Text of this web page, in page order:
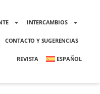
INTERCAMBIOS
CONTACTO Y SUGERENCIAS
REVISTA ESPAÑOL